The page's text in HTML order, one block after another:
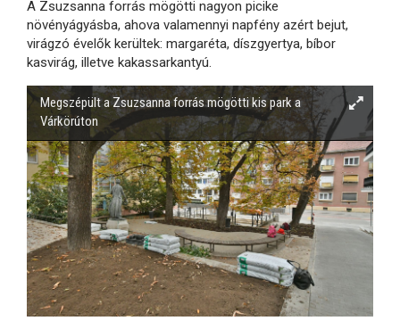
A Zsuzsanna forrás mögötti nagyon picike
növényágyásba, ahova valamennyi napfény azért bejut,
virágzó évelők kerültek: margaréta, díszgyertya, bíbor
kasvirág, illetve kakassarkantyú.
Megszépült a Zsuzsanna forrás mögötti kis park a
Várkörúton